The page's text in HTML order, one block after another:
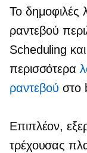
Το δημοφιλές
ραντεβού
Scheduling
περισσότερα
ραντεβού στο
Επιπλέον,
τρέχουσας